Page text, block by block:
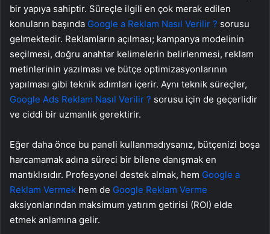
bir yapıya sahiptir. Süreçle ilgili en çok merak edilen
konuların başında Google a Reklam Nasıl Verilir ? sorusu
gelmektedir. Reklamların açılması; kampanya modelinin
seçilmesi, doğru anahtar kelimelerin belirlenmesi, reklam
metinlerinin yazılması ve bütçe optimizasyonlarının
yapılması gibi teknik adımları içerir. Aynı teknik süreçler,
Google Ads Reklam Nasıl Verilir ? sorusu için de geçerlidir
ve ciddi bir uzmanlık gerektirir.
Eğer daha önce bu paneli kullanmadıysanız, bütçenizi boşa
harcamamak adına süreci bir bilene danışmak en
mantıklısıdır. Profesyonel destek almak, hem Google a
Reklam Vermek hem de Google Reklam Verme
aksiyonlarından maksimum yatırım getirisi (ROI) elde
etmek anlamına gelir.